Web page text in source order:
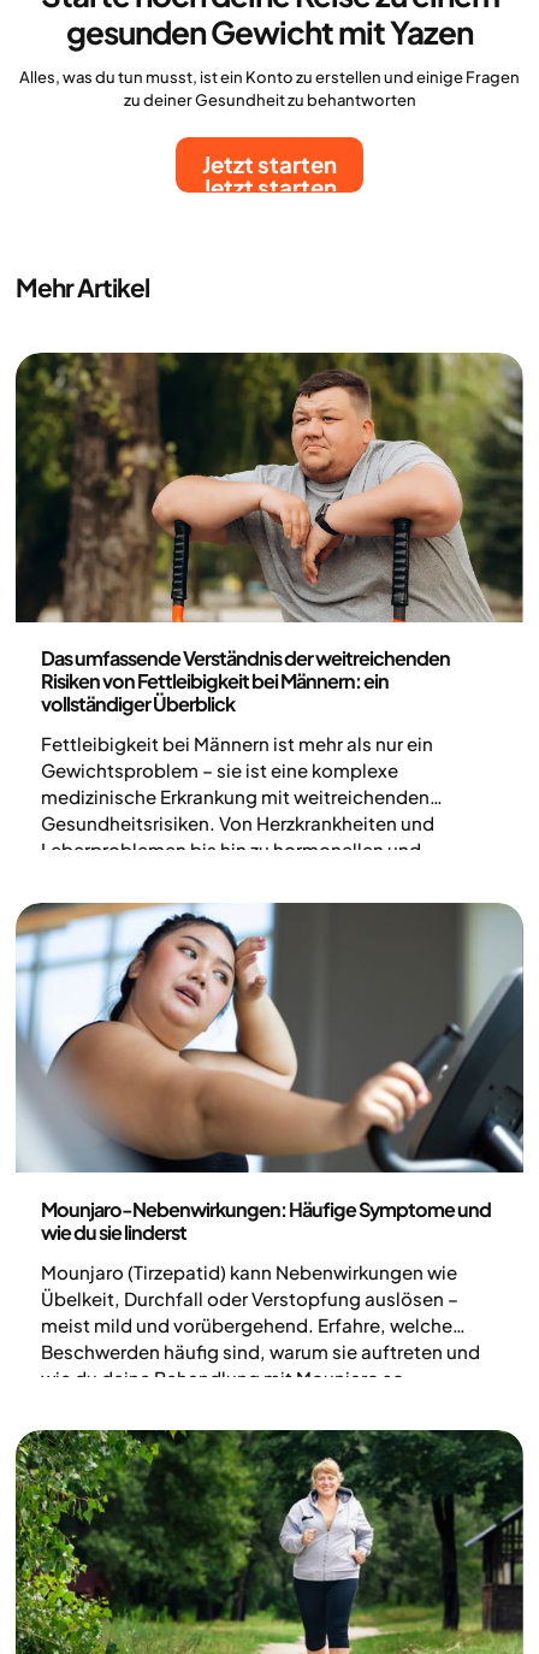
gesunden Gewicht mit Yazen
Alles, was du tun musst, ist ein Konto zu erstellen und einige Fragen
zu deiner Gesundheit zu behantworten
Jetzt starten
Jetzt starten
Mehr Artikel
Das umfassende Verständnis der weitreichenden
Risiken von Fettleibigkeit bei Männern: ein
vollständiger Überblick
Fettleibigkeit bei Männern ist mehr als nur ein
Gewichtsproblem – sie ist eine komplexe
medizinische Erkrankung mit weitreichenden
Gesundheitsrisiken. Von Herzkrankheiten und
Leberproblemen bis hin zu hormonellen und
dieser Zusammenhänge ist entscheidend für eine
wirksame Vorbeugung und Behandlung.
Mounjaro-Nebenwirkungen: Häufige Symptome und
wie du sie linderst
Mounjaro (Tirzepatid) kann Nebenwirkungen wie
Übelkeit, Durchfall oder Verstopfung auslösen –
meist mild und vorübergehend. Erfahre, welche
Beschwerden häufig sind, warum sie auftreten und
wie du deine Behandlung mit Mounjaro so